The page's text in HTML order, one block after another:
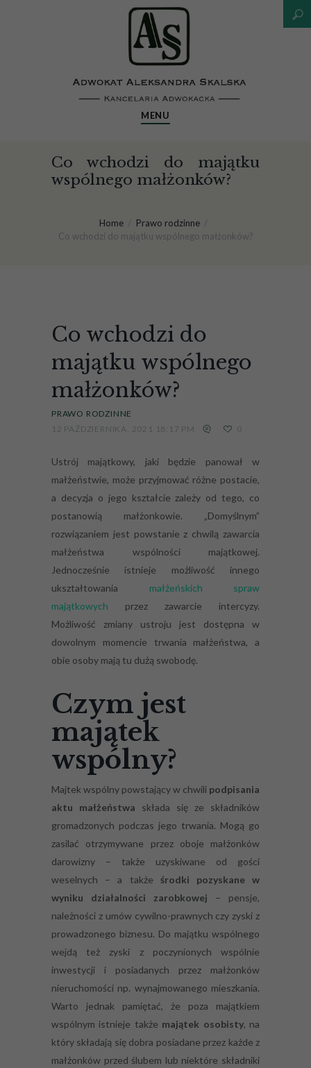
MENU
Co wchodzi do majątku
wspólnego małżonków?
Home
Prawo rodzinne
Co wchodzi do majątku wspólnego małżonków?
Co wchodzi do
majątku wspólnego
małżonków?
PRAWO RODZINNE
12 PAŹDZIERNIKA, 2021 18:17 PM
0
Ustrój majątkowy, jaki będzie panował w
małżeństwie, może przyjmować różne postacie,
a decyzja o jego kształcie zależy od tego, co
postanowią małżonkowie. „Domyślnym”
rozwiązaniem jest powstanie z chwilą zawarcia
małżeństwa wspólności majątkowej.
Jednocześnie istnieje możliwość innego
ukształtowania małżeńskich spraw
majątkowych przez zawarcie intercyzy.
Możliwość zmiany ustroju jest dostępna w
dowolnym momencie trwania małżeństwa, a
obie osoby mają tu dużą swobodę.
Czym jest
majątek
wspólny?
Majtek wspólny powstający w chwili podpisania
aktu małżeństwa składa się ze składników
gromadzonych podczas jego trwania. Mogą go
zasilać otrzymywane przez oboje małżonków
darowizny – także uzyskiwane od gości
weselnych – a także środki pozyskane w
wyniku działalności zarobkowej – pensje,
należności z umów cywilno-prawnych czy zyski z
prowadzonego biznesu. Do majątku wspólnego
wejdą też zyski z poczynionych wspólnie
inwestycji i posiadanych przez małżonków
nieruchomości np. wynajmowanego mieszkania.
Warto jednak pamiętać, że poza majątkiem
wspólnym istnieje także majątek osobisty, na
który składają się dobra posiadane przez każde z
małżonków przed ślubem lub niektóre składniki